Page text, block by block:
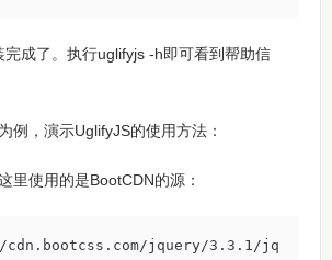
完成了。执行uglifyjs -h即可看到帮助信
例，演示UglifyJS的使用方法：
里使用的是BootCDN的源：
jquery/3.3.1/jq